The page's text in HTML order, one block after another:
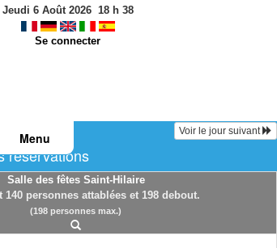
Jeudi 6 Août 2026 18h 38
Se connecter
Menu Voir le jour suivant
réservations
Salle des fêtes Saint-Hilaire
140 personnes attablées et 198 debout.
(198 personnes max.)